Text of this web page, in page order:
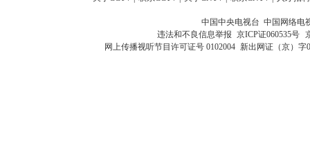
中国中央电视台 中国网络电
违法和不良信息举报 京ICP证060535号
网上传播视听节目许可证号 0102004 新出网证（京）